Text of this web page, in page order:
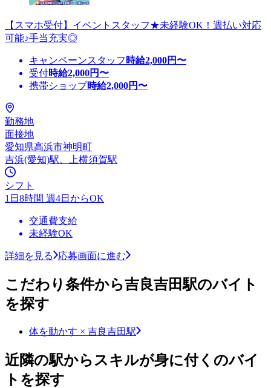
【スマホ受付】イベントスタッフ★未経験OK！週払い対応
可能♪手当充実◎
キャンペーンスタッフ 時給2,000円〜
受付時給2,000円〜
携帯ショップ時給2,000円〜
勤務地
面接地
愛知県高浜市神明町
吉浜(愛知)駅、上横須賀駅
シフト
1日8時間 週4日からOK
交通費支給
未経験OK
詳細を見る 応募画面に進む
こだわり条件から吉良吉田駅のバイト
を探す
体を動かす × 吉良吉田駅
近隣の駅からスキルが身に付くのバイ
トを探す